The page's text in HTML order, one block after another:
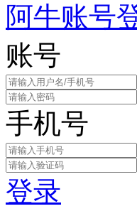
阿牛账号
账号
手机号
登录